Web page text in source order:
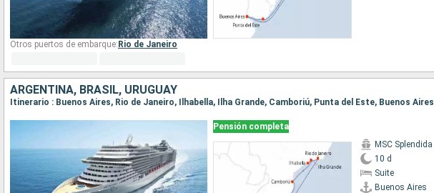
Otros puertos de embarque: Rio de Janeiro
ARGENTINA, BRASIL, URUGUAY
Itinerario : Buenos Aires, Rio de Janeiro, Ilhabella, Ilha Grande, Camboriú, Punta del Este, Buenos Aires
Pensión completa
MSC Splendida
10 d
Suite
Buenos Aires